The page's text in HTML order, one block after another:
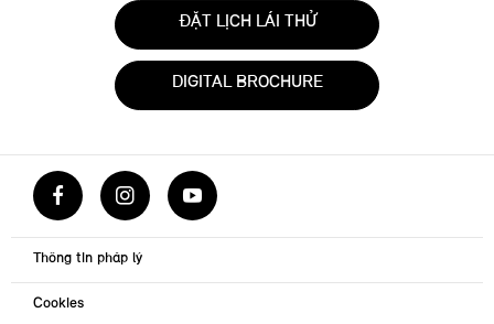
ĐẶT LỊCH LÁI THỬ
DIGITAL BROCHURE
Thông tin pháp lý
Cookies